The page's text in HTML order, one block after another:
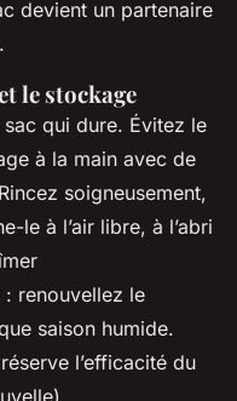
devient un partenaire
le stockage
sac qui dure. Évitez le
à la main avec de
soigneusement,
le à l’air libre, à l’abri
: renouvellez le
saison humide.
l’efficacité du